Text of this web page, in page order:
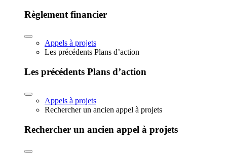
Règlement financier
Appels à projets
Les précédents Plans d’action
Les précédents Plans d’action
Appels à projets
Rechercher un ancien appel à projets
Rechercher un ancien appel à projets